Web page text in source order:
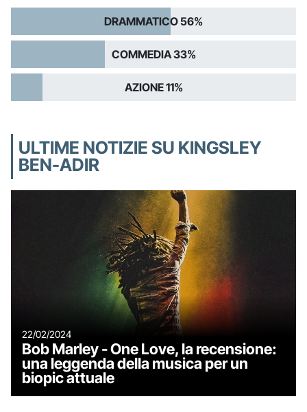
DRAMMATICO 56%
COMMEDIA 33%
AZIONE 11%
ULTIME NOTIZIE SU KINGSLEY
BEN-ADIR
22/02/2024
Bob Marley - One Love, la recensione:
una leggenda della musica per un
biopic attuale